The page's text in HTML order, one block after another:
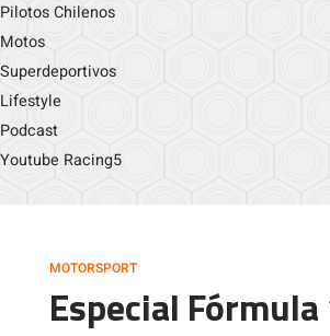
Pilotos Chilenos
Motos
Superdeportivos
Lifestyle
Podcast
Youtube Racing5
MOTORSPORT
Especial